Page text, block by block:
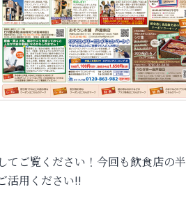
てご覧ください！今回も飲食店の半
活用ください!!